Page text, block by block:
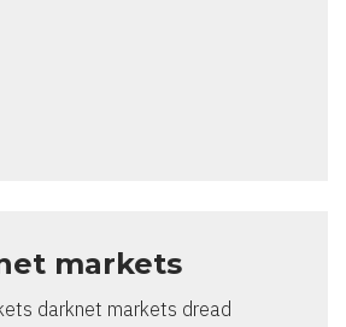
markets
darknet markets dread